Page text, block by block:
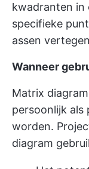
kwadranten in
specifieke
assen
Wanneer
Matrix
persoonlijk als
worden.
diagram